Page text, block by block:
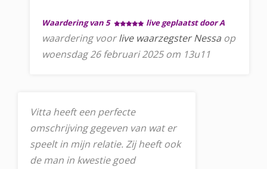
Waardering van 5 live geplaatst door A
waardering voorlive waarzegster Nessa op
woensdag 26 februari 2025 om 13u11
Vitta heeft een perfecte
omschrijving gegeven van wat er
speelt in mijn relatie. Zij heeft ook
de man in kwestie goed